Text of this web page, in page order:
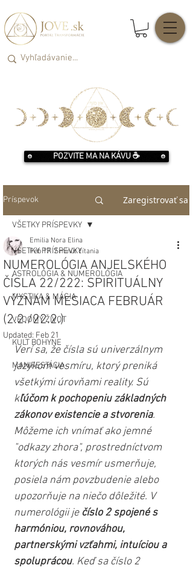
POZVITE MA NA KÁVU ☕️
Príspevok Zaregistrovať sa
VŠETKY PRÍSPEVKY
ASTROLÓGIA & NUMEROLÓGIA
MYSTIKA & MÁGIA
VEDOMÝ ŽIVOT
KULT BOHYNE
MANIFESTÁCIA
VŠETKY PRÍSPEVKY
NUMEROLÓGIA ANJELSKÉHO
ČÍSLA 22/222: SPIRITUÁLNY
VÝZNAM MESIACA FEBRUÁR
(2.2./22.2.)
Emilia Nora Elina
Feb 17 7 minút čítania
Updated: Feb 21
Verí sa, že čísla sú univerzálnym
jazykom vesmíru, ktorý preniká
všetkými úrovňami reality. Sú
kľúčom k pochopeniu základných
zákonov existencie a stvorenia.
Môžeme ich vnímať ako jemné
"odkazy zhora", prostredníctvom
ktorých nás vesmír usmerňuje,
posiela nám povzbudenie alebo
upozorňuje na niečo dôležité. V
numerológii je číslo 2 spojené s
harmóniou, rovnováhou,
partnerskými vzťahmi, intuíciou a
spoluprácou. Keď sa číslo 2